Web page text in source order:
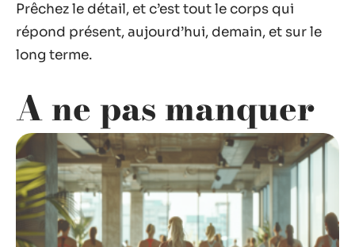
Prêchez le détail, et c’est tout le corps qui
répond présent, aujourd’hui, demain, et sur le
long terme.
A ne pas manquer